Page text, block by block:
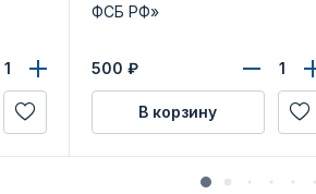
ФСБ РФ»
500 ₽
В корзину